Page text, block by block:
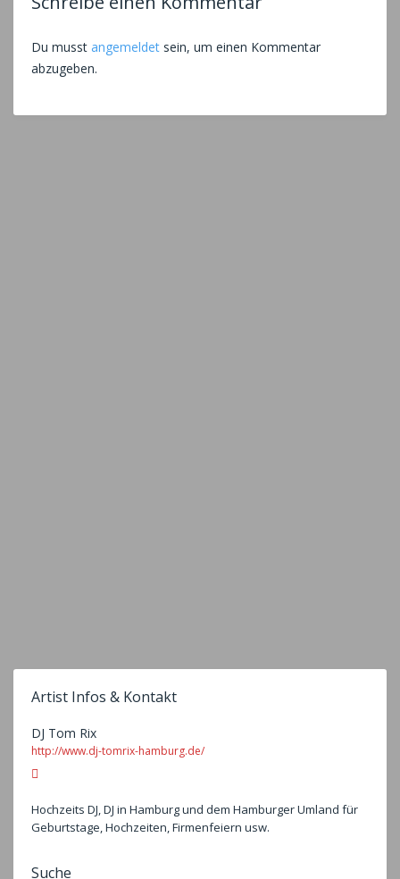
Du musst angemeldet sein, um einen Kommentar
abzugeben.
Artist Infos & Kontakt
DJ Tom Rix
http://www.dj-tomrix-hamburg.de/
Hochzeits DJ, DJ in Hamburg und dem Hamburger Umland für
Geburtstage, Hochzeiten, Firmenfeiern usw.
Suche